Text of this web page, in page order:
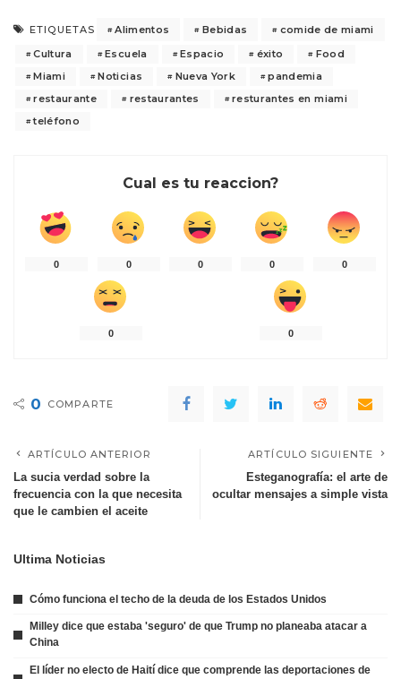
ETIQUETAS Alimentos Bebidas
comide de miami
Cultura
Escuela Espacio éxito
Food
Miami
Noticias Nueva York
pandemia
restaurante
restaurantes
resturantes en miami
teléfono
Cual es tu reaccion?
0 0 0 0 0
0 0
0 COMPARTE
ARTÍCULO ANTERIOR
La sucia verdad sobre la
frecuencia con la que necesita
que le cambien el aceite
ARTÍCULO SIGUIENTE
Esteganografía: el arte de
ocultar mensajes a simple vista
Ultima Noticias
Cómo funciona el techo de la deuda de los Estados Unidos
Milley dice que estaba 'seguro' de que Trump no planeaba atacar a
China
El líder no electo de Haití dice que comprende las deportaciones de